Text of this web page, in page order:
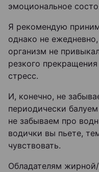
эмоциональное
Я рекомендую
однако не
организм не
резкого
стресс.
И, конечно, не
периодически
не забываем про
водички вы пьете,
чувствовать.
Обладателям